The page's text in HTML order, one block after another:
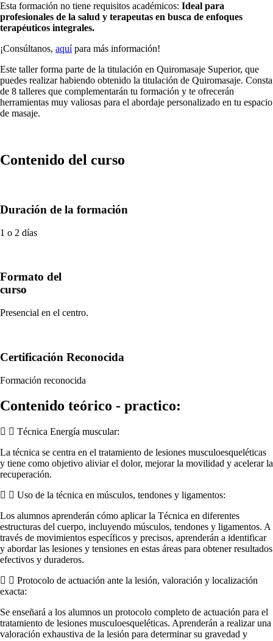
Esta formación no tiene requisitos académicos: Ideal para
profesionales de la salud y terapeutas en busca de enfoques
terapéuticos integrales.
¡Consúltanos, aquípara más información!
Este taller forma parte de la titulación en Quiromasaje Superior, que
puedes realizar habiendo obtenido la titulación de Quiromasaje. Consta
de 8 talleres que complementarán tu formación y te ofrecerán
herramientas muy valiosas para el abordaje personalizado en tu espacio
de masaje.
Contenido del curso
Duración de la formación
1 o 2 días
Formato del
curso
Presencial en el centro.
Certificación Reconocida
Formación reconocida
Contenido teórico - practico:
Técnica Energía muscular:
La técnica se centra en el tratamiento de lesiones musculoesqueléticas
y tiene como objetivo aliviar el dolor, mejorar la movilidad y acelerar la
recuperación.
Uso de la técnica en músculos, tendones y ligamentos:
Los alumnos aprenderán cómo aplicar la Técnica en diferentes
estructuras del cuerpo, incluyendo músculos, tendones y ligamentos. A
través de movimientos específicos y precisos, aprenderán a identificar
y abordar las lesiones y tensiones en estas áreas para obtener resultados
efectivos y duraderos.
Protocolo de actuación ante la lesión, valoración y localización
exacta:
Se enseñará a los alumnos un protocolo completo de actuación para el
tratamiento de lesiones musculoesqueléticas. Aprenderán a realizar una
valoración exhaustiva de la lesión para determinar su gravedad y